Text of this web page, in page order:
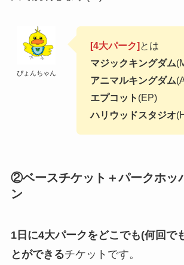
ぴょんちゃん
[4大パーク]とは
マジックキングダム
アニマルキングダム
エプコット (EP)
ハリウッドスタジオ
②ベースチケット＋パークホッ
ン
1日に4大パークをどこでも(何回で
とができるチケットです。